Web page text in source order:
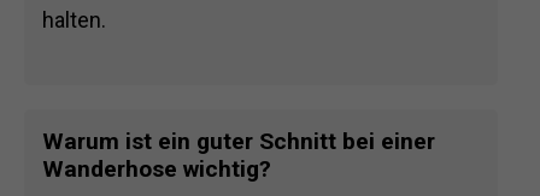
halten.
Warum ist ein guter Schnitt bei einer
Wanderhose wichtig?